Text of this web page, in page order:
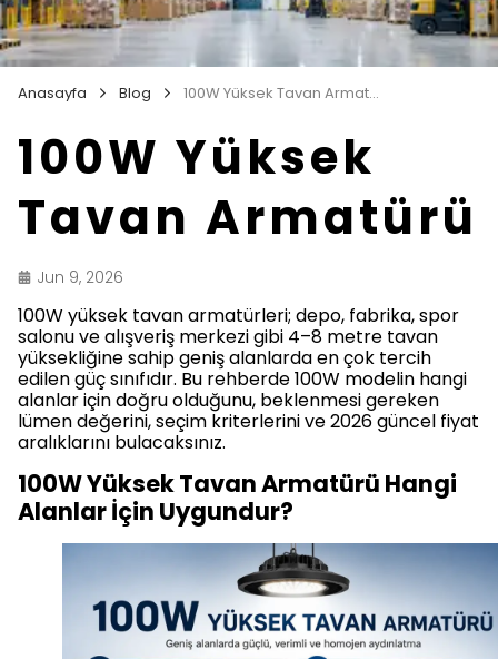
Anasayfa Blog 100W Yüksek Tavan Armatürü
100W Yüksek
Tavan Armatürü
Jun 9, 2026
100W yüksek tavan armatürleri; depo, fabrika, spor
salonu ve alışveriş merkezi gibi 4–8 metre tavan
yüksekliğine sahip geniş alanlarda en çok tercih
edilen güç sınıfıdır. Bu rehberde 100W modelin hangi
alanlar için doğru olduğunu, beklenmesi gereken
lümen değerini, seçim kriterlerini ve 2026 güncel fiyat
aralıklarını bulacaksınız.
100W Yüksek Tavan Armatürü Hangi
Alanlar İçin Uygundur?